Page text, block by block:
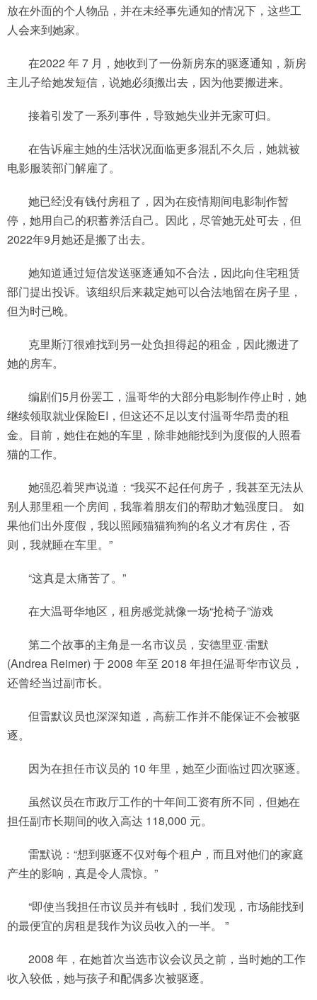
放在外面的个人物品，并在未经事先通知的情况下，这些工
人会来到她家。
在2022 年 7 月，她收到了一份新房东的驱逐通知，新房
主儿子给她发短信，说她必须搬出去，因为他要搬进来。
接着引发了一系列事件，导致她失业并无家可归。
在告诉雇主她的生活状况面临更多混乱不久后，她就被
电影服装部门解雇了。
她已经没有钱付房租了，因为在疫情期间电影制作暂
停，她用自己的积蓄养活自己。因此，尽管她无处可去，但
2022年9月她还是搬了出去。
她知道通过短信发送驱逐通知不合法，因此向住宅租赁
部门提出投诉。该组织后来裁定她可以合法地留在房子里，
但为时已晚。
克里斯汀很难找到另一处负担得起的租金，因此搬进了
她的房车。
编剧们5月份罢工，温哥华的大部分电影制作停止时，她
继续领取就业保险EI，但这还不足以支付温哥华昂贵的租
金。目前，她住在她的车里，除非她能找到为度假的人照看
猫的工作。
她强忍着哭声说道：“我买不起任何房子，我甚至无法从
别人那里租一个房间，我靠着朋友们的帮助才勉强度日。 如
果他们出外度假，我以照顾猫猫狗狗的名义才有房住，否
则，我就睡在车里。”
“这真是太痛苦了。”
在大温哥华地区，租房感觉就像一场“抢椅子”游戏
第二个故事的主角是一名市议员，安德里亚·雷默
(Andrea Reimer) 于 2008 年至 2018 年担任温哥华市议员，
还曾经当过副市长。
但雷默议员也深深知道，高薪工作并不能保证不会被驱
逐。
因为在担任市议员的 10 年里，她至少面临过四次驱逐。
虽然议员在市政厅工作的十年间工资有所不同，但她在
担任副市长期间的收入高达 118,000 元。
雷默说：“想到驱逐不仅对每个租户，而且对他们的家庭
产生的影响，真是令人震惊。”
“即使当我担任市议员并有钱时，我们发现，市场能找到
的最便宜的房租是我作为议员收入的一半。 ”
2008 年，在她首次当选市议会议员之前，当时她的工作
收入较低，她与孩子和配偶多次被驱逐。